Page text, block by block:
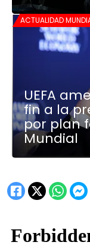
ACTUALIDAD
UEFA
fin a la
por plan
Mundial